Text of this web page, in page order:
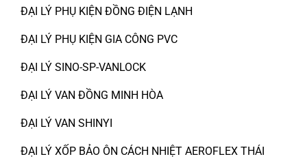
ĐẠI LÝ PHỤ KIỆN ĐỒNG ĐIỆN LẠNH
ĐẠI LÝ PHỤ KIỆN GIA CÔNG PVC
ĐẠI LÝ SINO-SP-VANLOCK
ĐẠI LÝ VAN ĐỒNG MINH HÒA
ĐẠI LÝ VAN SHINYI
ĐẠI LÝ XỐP BẢO ÔN CÁCH NHIỆT AEROFLEX THÁI